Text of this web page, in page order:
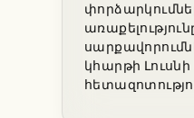
կհարթի